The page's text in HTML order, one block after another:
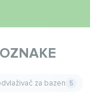
za bazen 5